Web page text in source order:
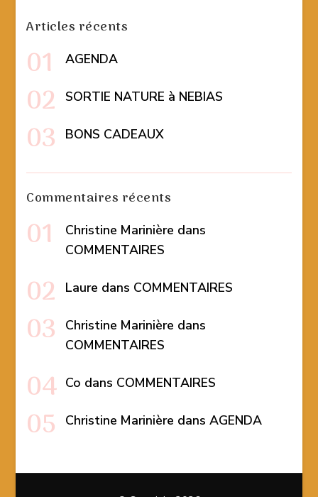
Articles récents
AGENDA
SORTIE NATURE à NEBIAS
BONS CADEAUX
Commentaires récents
Christine Marinière dans
COMMENTAIRES
Laure dans COMMENTAIRES
Christine Marinière dans
COMMENTAIRES
Co dans COMMENTAIRES
Christine Marinière dansAGENDA